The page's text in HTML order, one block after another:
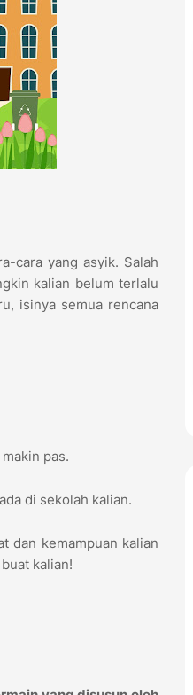
cara yang asyik. Salah
kalian belum terlalu
isinya semua rencana
pas.
di sekolah kalian.
dan kemampuan kalian
kalian!